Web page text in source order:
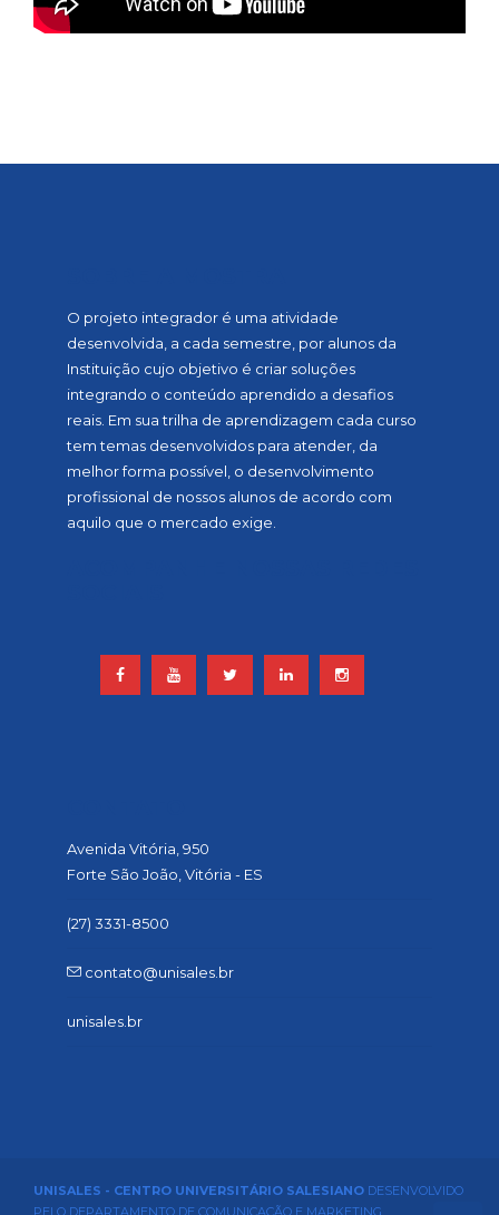
O projeto integrador é uma atividade
desenvolvida, a cada semestre, por alunos da
Instituição cujo objetivo é criar soluções
integrando o conteúdo aprendido a desafios
reais. Em sua trilha de aprendizagem cada curso
tem temas desenvolvidos para atender, da
melhor forma possível, o desenvolvimento
profissional de nossos alunos de acordo com
aquilo que o mercado exige.
Avenida Vitória, 950
Forte São João, Vitória - ES
(27) 3331-8500
contato@unisales.br
unisales.br
UNISALES - CENTRO UNIVERSITÁRIO SALESIANO DESENVOLVIDO
PELO DEPARTAMENTO DE COMUNICAÇÃO E MARKETING